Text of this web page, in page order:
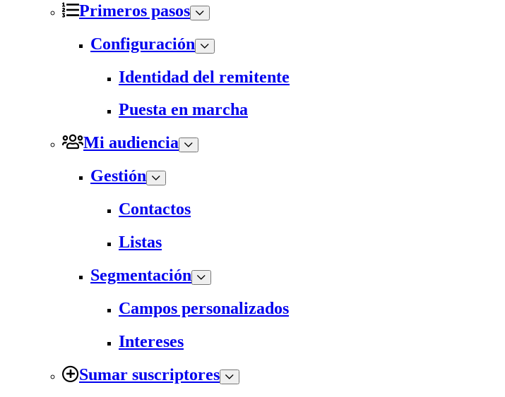
Primeros pasos
Configuración
Identidad del remitente
Puesta en marcha
Mi audiencia
Gestión
Contactos
Listas
Segmentación
Campos personalizados
Intereses
Sumar suscriptores